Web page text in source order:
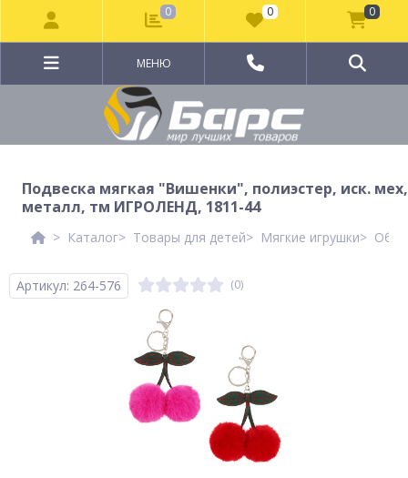
МЕНЮ
Подвеска мягкая "Вишенки", полиэстер, иск. мех,
металл, тм ИГРОЛЕНД, 1811-44
Каталог Товары для детей Мягкие игрушки
Артикул: 264-576 (0)
0 0 0